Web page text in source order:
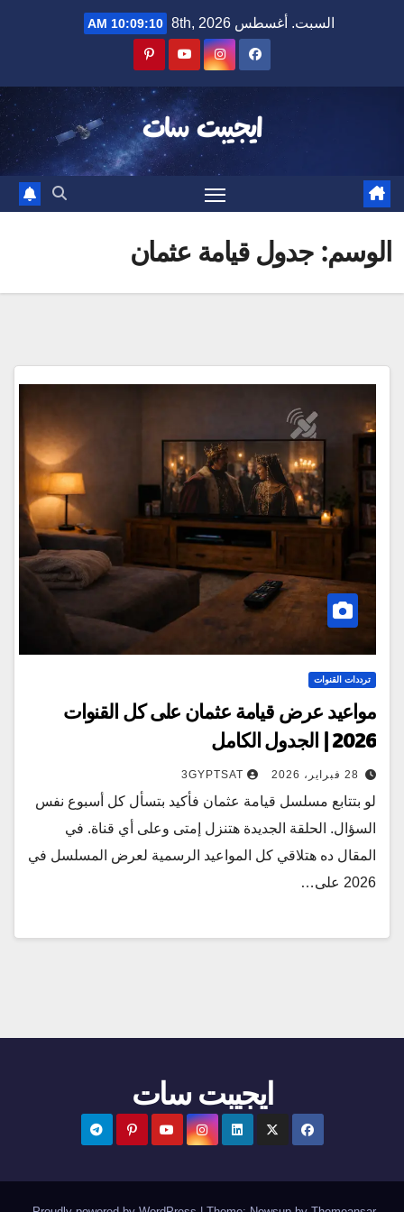
السبت. أغسطس 8th, 2026 10:09:11 AM
ايجيبت سات
الوسم:جدول قيامة عثمان
ترددات القنوات
مواعيد عرض قيامة عثمان على كل القنوات
2026 | الجدول الكامل
28 فبراير، 2026 3GYPTSAT
لو بتتابع مسلسل قيامة عثمان فأكيد بتسأل كل أسبوع نفس
السؤال. الحلقة الجديدة هتنزل إمتى وعلى أي قناة. في
المقال ده هتلاقي كل المواعيد الرسمية لعرض المسلسل في
2026 على…
ايجيبت سات